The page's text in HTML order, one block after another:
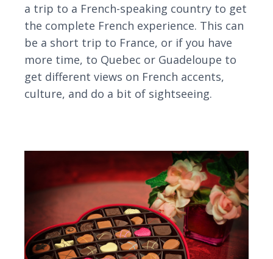
a trip to a French-speaking country to get
the complete French experience. This can
be a short trip to France, or if you have
more time, to Quebec or Guadeloupe to
get different views on French accents,
culture, and do a bit of sightseeing.